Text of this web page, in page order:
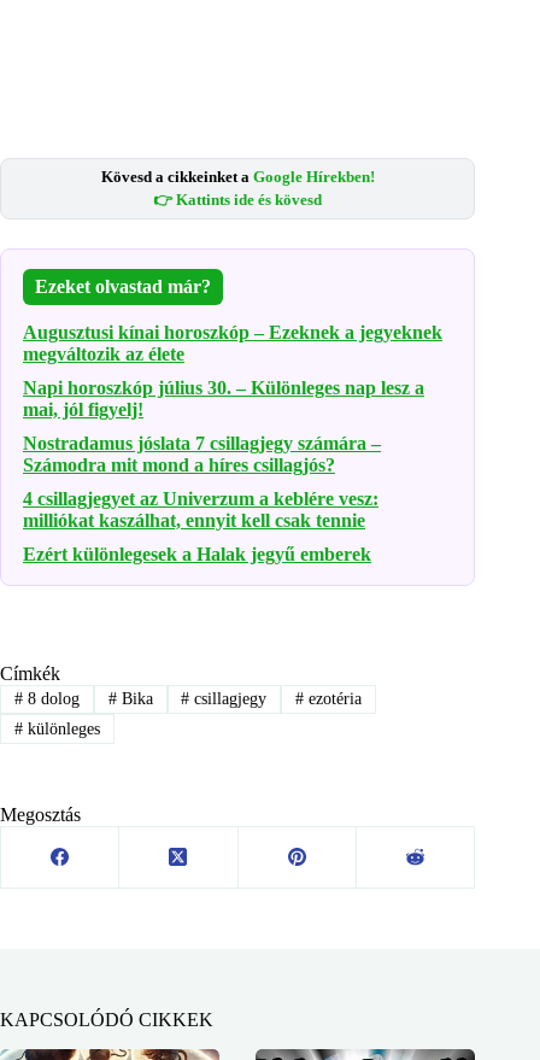
Kövesd a cikkeinket a Google Hírekben!
👉 Kattints ide és kövesd
Ezeket olvastad már?
Augusztusi kínai horoszkóp – Ezeknek a jegyeknek
megváltozik az élete
Napi horoszkóp július 30. – Különleges nap lesz a
mai, jól figyelj!
Nostradamus jóslata 7 csillagjegy számára –
Számodra mit mond a híres csillagjós?
4 csillagjegyet az Univerzum a keblére vesz:
milliókat kaszálhat, ennyit kell csak tennie
Ezért különlegesek a Halak jegyű emberek
Címkék
#8 dolog #Bika # csillagjegy # ezotéria
#különleges
Megosztás
KAPCSOLÓDÓ CIKKEK